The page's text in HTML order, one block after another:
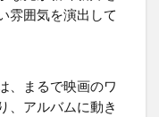
雰囲気を演出して
、まるで映画のワ
、アルバムに動き